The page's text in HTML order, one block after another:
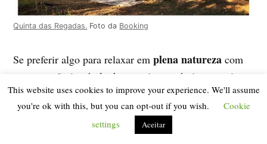
Quinta das Regadas. Foto da Booking
Se preferir algo para relaxar emplena natureza com
uma atenção incrível e bem mais económico espreite o
Eco Camping Juncal(40€/noite para duas pessoas),
recomendado pela leitora Filipa Gonçalves. Está um
pouco mais longe mas a simpatia é referida sempre por
This website uses cookies to improve your experience. We'll assume
you're ok with this, but you can opt-out if you wish.
Cookie
settings
Aceitar